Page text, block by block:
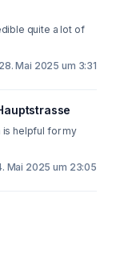
quite a lot of
28. Mai 2025 um 3:31
Mai 2025 um 23:05